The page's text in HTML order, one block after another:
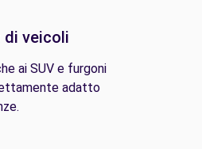
di veicoli
ai SUV e furgoni
adatto